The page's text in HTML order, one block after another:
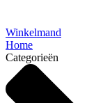
Winkelmand
Home
Categorieën